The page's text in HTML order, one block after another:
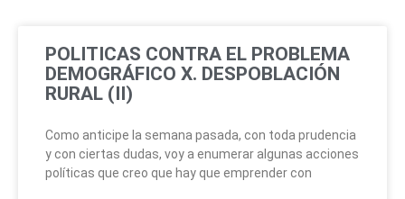
POLITICAS CONTRA EL PROBLEMA
DEMOGRÁFICO X. DESPOBLACIÓN
RURAL (II)
Como anticipe la semana pasada, con toda prudencia
y con ciertas dudas, voy a enumerar algunas acciones
políticas que creo que hay que emprender con